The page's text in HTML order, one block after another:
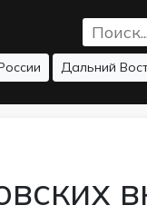
Дальний